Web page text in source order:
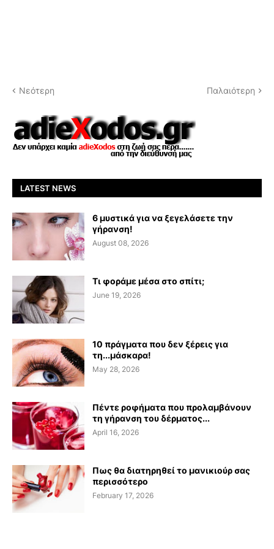
Νεότερη Παλαιότερη
LATEST NEWS
6 μυστικά για να ξεγελάσετε την
γήρανση!
August 08, 2026
Τι φοράμε μέσα στο σπίτι;
June 19, 2026
10 πράγματα που δεν ξέρεις για
τη...μάσκαρα!
May 28, 2026
Πέντε ροφήματα που προλαμβάνουν
τη γήρανση του δέρματος...
April 16, 2026
Πως θα διατηρηθεί το μανικιούρ σας
περισσότερο
February 17, 2026